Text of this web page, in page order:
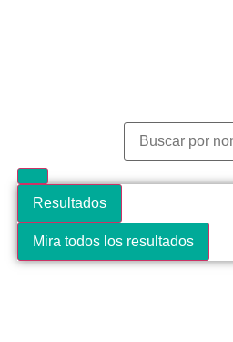
Resultados
Mira todos los resultados